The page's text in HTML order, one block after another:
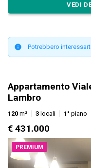
VEDI
Potrebbero
Appartamento
Lambro
120 m² 3 locali 1° piano
€ 431.000
PREMIUM